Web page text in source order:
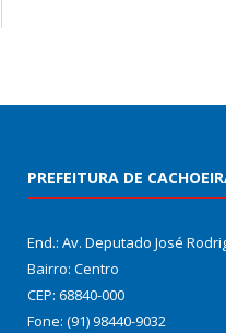
PREFEITURA DE
End.: Av. Deputado José
Bairro: Centro
CEP: 68840-000
Fone: (91) 98440-9032